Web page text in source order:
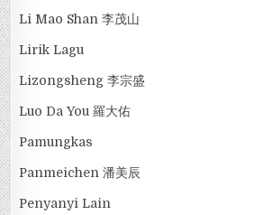
Li Mao Shan 李茂山
Lirik Lagu
Lizongsheng 李宗盛
Luo Da You 羅大佑
Pamungkas
Panmeichen 潘美辰
Penyanyi Lain